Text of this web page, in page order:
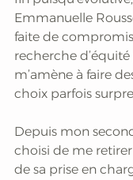
Emmanuelle
faite de
recherche
m’amène à faire
choix parfois
Depuis mon
choisi de me
de sa prise en